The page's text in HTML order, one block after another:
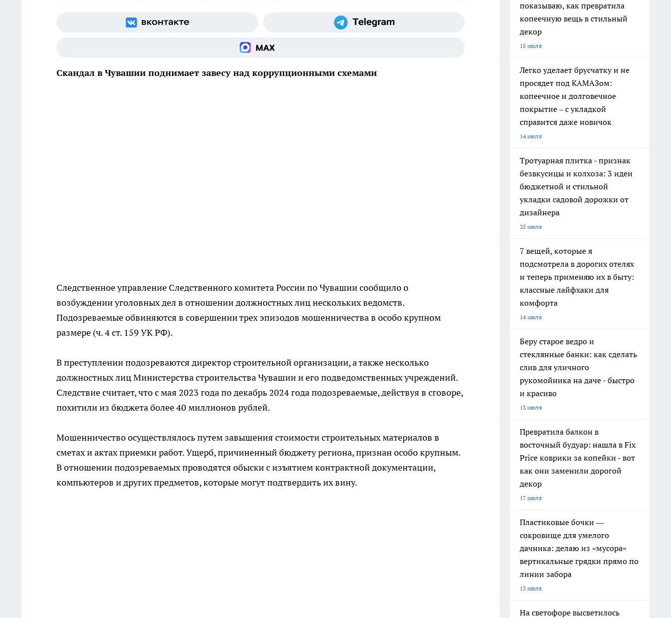
Скандал в Чувашии поднимает завесу над коррупционными схемами
Следственное управление Следственного комитета России по Чувашии сообщило о
возбуждении уголовных дел в отношении должностных лиц нескольких ведомств.
Подозреваемые обвиняются в совершении трех эпизодов мошенничества в особо крупном
размере (ч. 4 ст. 159 УК РФ).
В преступлении подозреваются директор строительной организации, а также несколько
должностных лиц Министерства строительства Чувашии и его подведомственных учреждений.
Следствие считает, что с мая 2023 года по декабрь 2024 года подозреваемые, действуя в сговоре,
похитили из бюджета более 40 миллионов рублей.
Мошенничество осуществлялось путем завышения стоимости строительных материалов в
сметах и актах приемки работ. Ущерб, причиненный бюджету региона, признан особо крупным.
В отношении подозреваемых проводятся обыски с изъятием контрактной документации,
компьютеров и других предметов, которые могут подтвердить их вину.
показываю, как превратила
копеечную вещь в стильный
декор
15 июля
Легко уделает брусчатку и не
просядет под КАМАЗом:
копеечное и долговечное
покрытие – с укладкой
справится даже новичок
14 июля
Тротуарная плитка - признак
безвкусицы и колхоза: 3 идеи
бюджетной и стильной
укладки садовой дорожки от
дизайнера
25 июля
7 вещей, которые я
подсмотрела в дорогих отелях
и теперь применяю их в быту:
классные лайфхаки для
комфорта
14 июля
Беру старое ведро и
стеклянные банки: как сделать
слив для уличного
рукомойника на даче - быстро
и красиво
13 июля
Превратила балкон в
восточный будуар: нашла в Fix
Price коврики за копейки - вот
как они заменили дорогой
декор
17 июля
Пластиковые бочки —
сокровище для умелого
дачника: делаю из «мусора»
вертикальные грядки прямо по
линии забора
13 июля
На светофоре высветилось